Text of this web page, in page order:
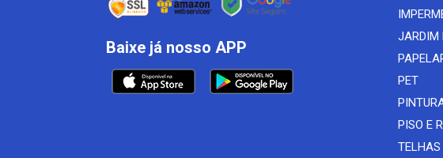
Baixe já nosso APP
JARDIM
PET
PISO E
TELHAS